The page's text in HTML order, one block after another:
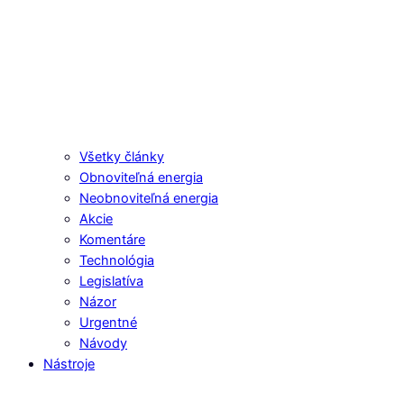
Všetky články
Obnoviteľná energia
Neobnoviteľná energia
Akcie
Komentáre
Technológia
Legislatíva
Názor
Urgentné
Návody
Nástroje